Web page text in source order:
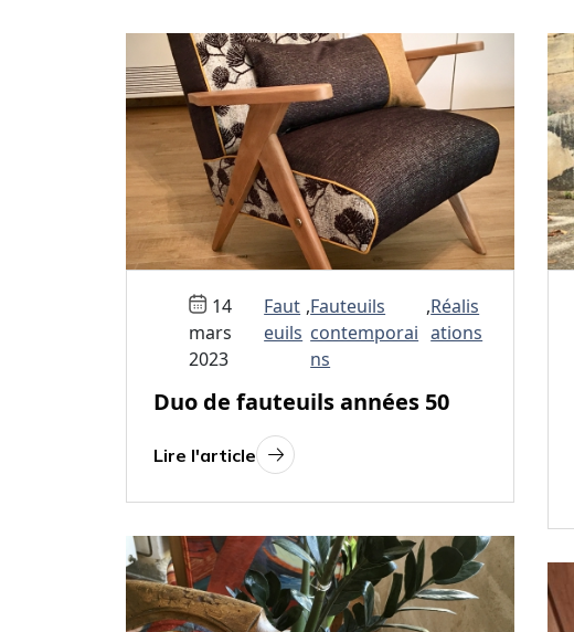
14
mars
2023
Faut
euils
,Fauteuils
contemporai
ns
,Réalis
ations
Duo de fauteuils années 50
Lire l'article